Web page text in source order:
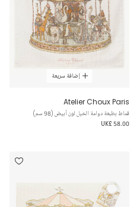
إضافة سريعة
Atelier Choux Paris
قماط بطبعة دوامة الخيل لون أبيض (98 سم)
UK£ 58.00